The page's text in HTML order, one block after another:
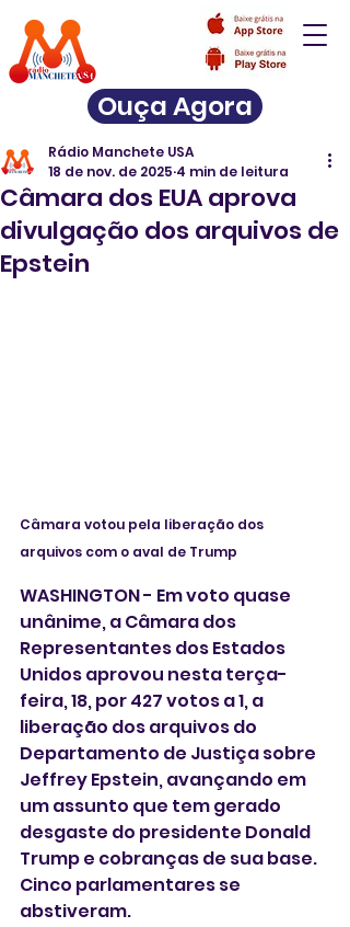
Ouça Agora
Câmara dos EUA aprova
divulgação dos arquivos de
Epstein
Rádio Manchete USA
18 de nov. de 2025 4 min de leitura
Câmara votou pela liberação dos
arquivos com o aval de Trump
WASHINGTON - Em voto quase
unânime, a Câmara dos
Representantes dos Estados
Unidos aprovou nesta terça-
feira, 18, por 427 votos a 1, a
liberação dos arquivos do
Departamento de Justiça sobre
Jeffrey Epstein, avançando em
um assunto que tem gerado
desgaste do presidente Donald
Trump e cobranças de sua base.
Cinco parlamentares se
abstiveram.